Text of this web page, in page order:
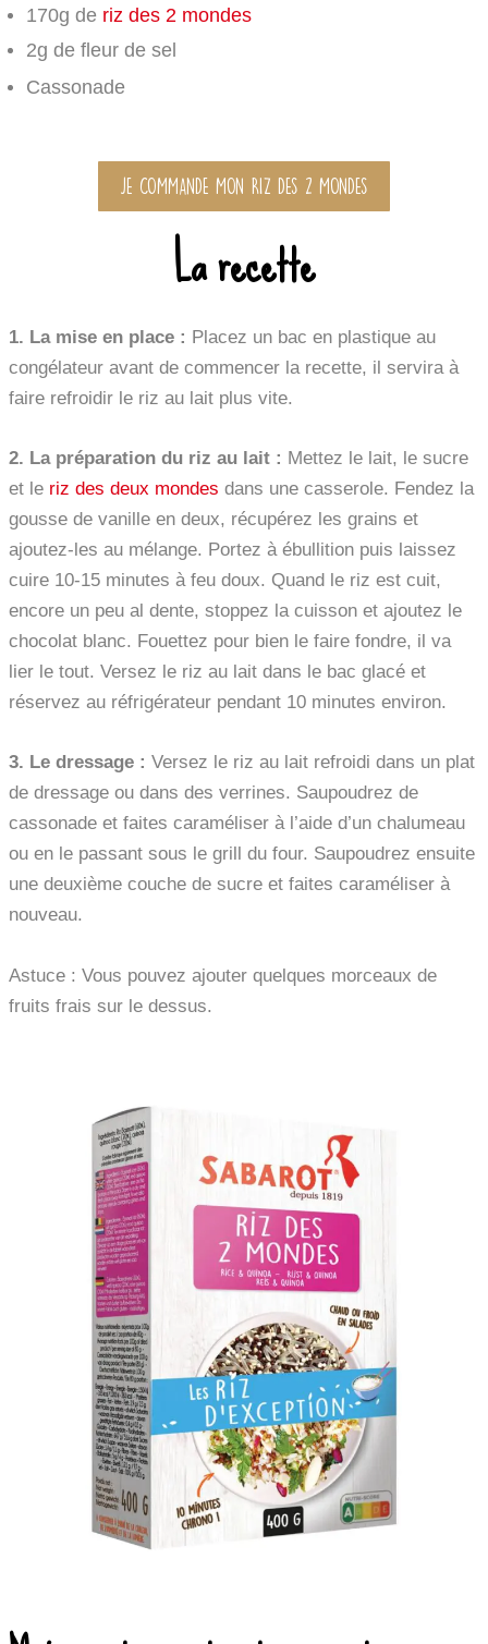
170g de riz des 2 mondes
2g de fleur de sel
Cassonade
JE COMMANDE MON RIZ DES 2 MONDES
La recette
1. La mise en place : Placez un bac en plastique au
congélateur avant de commencer la recette, il servira à
faire refroidir le riz au lait plus vite.
2. La préparation du riz au lait : Mettez le lait, le sucre
et le riz des deux mondes dans une casserole. Fendez la
gousse de vanille en deux, récupérez les grains et
ajoutez-les au mélange. Portez à ébullition puis laissez
cuire 10-15 minutes à feu doux. Quand le riz est cuit,
encore un peu al dente, stoppez la cuisson et ajoutez le
chocolat blanc. Fouettez pour bien le faire fondre, il va
lier le tout. Versez le riz au lait dans le bac glacé et
réservez au réfrigérateur pendant 10 minutes environ.
3. Le dressage : Versez le riz au lait refroidi dans un plat
de dressage ou dans des verrines. Saupoudrez de
cassonade et faites caraméliser à l’aide d’un chalumeau
ou en le passant sous le grill du four. Saupoudrez ensuite
une deuxième couche de sucre et faites caraméliser à
nouveau.
Astuce : Vous pouvez ajouter quelques morceaux de
fruits frais sur le dessus.